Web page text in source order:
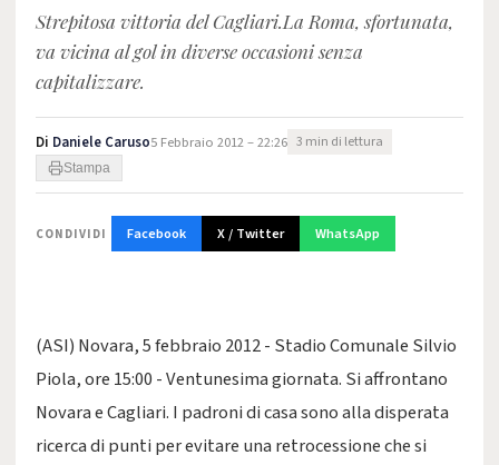
Strepitosa vittoria del Cagliari.La Roma, sfortunata,
va vicina al gol in diverse occasioni senza
capitalizzare.
Di Daniele Caruso5 Febbraio 2012 – 22:26 3 min di lettura
Stampa
CONDIVIDI Facebook X / Twitter WhatsApp
(ASI) Novara, 5 febbraio 2012 - Stadio Comunale Silvio
Piola, ore 15:00 - Ventunesima giornata. Si affrontano
Novara e Cagliari. I padroni di casa sono alla disperata
ricerca di punti per evitare una retrocessione che si